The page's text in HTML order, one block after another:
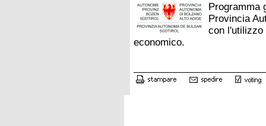
Programma
Provincia
con l'utilizzo
economico.